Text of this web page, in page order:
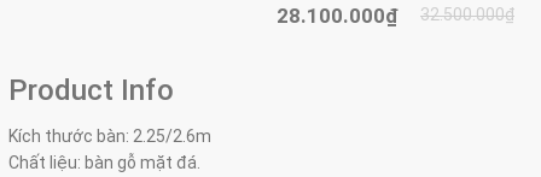
28.100.000₫ 32.500.000₫
Product Info
Kích thước bàn: 2.25/2.6m
Chất liệu: bàn gỗ mặt đá.